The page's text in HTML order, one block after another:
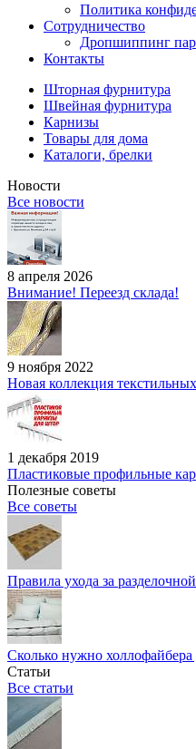
Политика
Сотрудничество
Дропшиппинг
Контакты
Шторная фурнитура
Швейная фурнитура
Карнизы
Товары для дома
Каталоги, брелки
Новости
Все новости
8 апреля 2026
Внимание! Переезд склада!
9 ноября 2022
Новая коллекция
1 декабря 2019
Пластиковые профильные
Полезные советы
Все советы
Правила ухода за
Сколько нужно
Статьи
Все статьи